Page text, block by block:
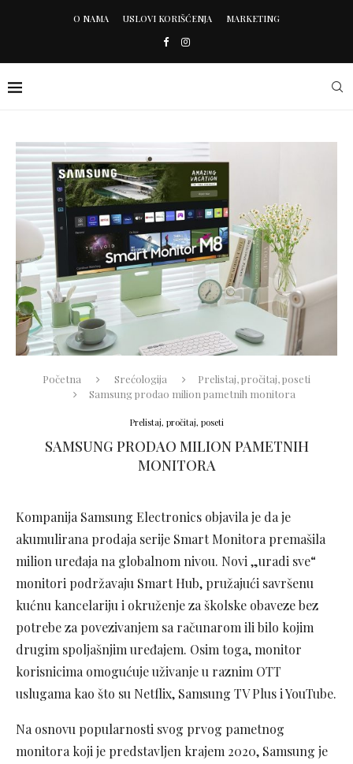
O NAMA USLOVI KORIŠĆENJA MARKETING
Početna Srećologija
Prelistaj, pročitaj, poseti
Samsung prodao milion pametnih monitora
Prelistaj, pročitaj, poseti
SAMSUNG PRODAO MILION PAMETNIH
MONITORA
Kompanija Samsung Electronics objavila je da je
akumulirana prodaja serije Smart Monitora premašila
milion uređaja na globalnom nivou. Novi „uradi sve“
monitori podržavaju Smart Hub, pružajući savršenu
kućnu kancelariju i okruženje za školske obaveze bez
potrebe za povezivanjem sa računarom ili bilo kojim
drugim spoljašnjim uređajem. Osim toga, monitor
korisnicima omogućuje uživanje u raznim OTT
uslugama kao što su Netflix, Samsung TV Plus i YouTube.
Na osnovu popularnosti svog prvog pametnog
monitora koji je predstavljen krajem 2020, Samsung je